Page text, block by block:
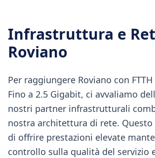
Infrastruttura e
Roviano
Per raggiungere Roviano con
Fino a 2.5 Gigabit, ci avvaliamo
nostri partner infrastrutturali
nostra architettura di rete.
di offrire prestazioni elevate
controllo sulla qualità del servizio